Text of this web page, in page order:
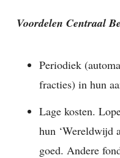
Voordelen Centraal
Periodiek
fracties) in hun
Lage kosten.
hun ‘Wereldwijd
goed. Andere